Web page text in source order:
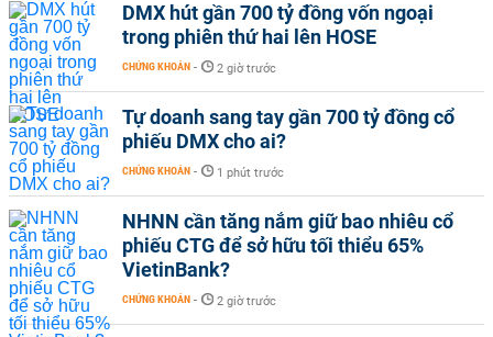
DMX hút gần 700 tỷ đồng vốn ngoại
trong phiên thứ hai lên HOSE
CHỨNG KHOÁN - 2 giờ trước
Tự doanh sang tay gần 700 tỷ đồng cổ
phiếu DMX cho ai?
CHỨNG KHOÁN - 1 phút trước
NHNN cần tăng nắm giữ bao nhiêu cổ
phiếu CTG để sở hữu tối thiểu 65%
VietinBank?
CHỨNG KHOÁN - 2 giờ trước